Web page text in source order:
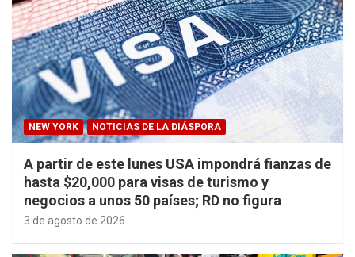
NEW YORK NOTICIAS DE LA DIÁSPORA
A partir de este lunes USA impondrá fianzas de
hasta $20,000 para visas de turismo y
negocios a unos 50 países; RD no figura
3 de agosto de 2026